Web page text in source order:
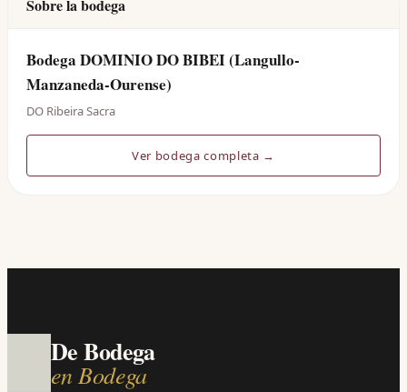
Sobre la bodega
Bodega DOMINIO DO BIBEI (Langullo-
Manzaneda-Ourense)
DO Ribeira Sacra
Ver bodega completa →
De Bodega
en Bodega